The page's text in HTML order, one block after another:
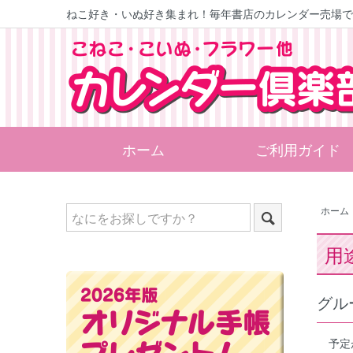
ねこ好き・いぬ好き集まれ！ 毎年書店のカレンダー売場
ホーム ご利用ガイド
ホーム
用
グ
予